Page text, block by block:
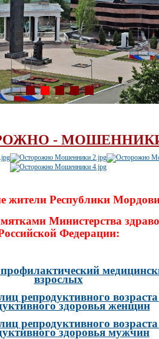
-
жители Республики
Министерства
Федерации:
взрослых
репродуктивного
здоровья женщин
репродуктивного
здоровья мужчин